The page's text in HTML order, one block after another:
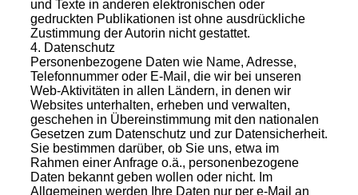
und Texte in anderen elektronischen oder
gedruckten Publikationen ist ohne ausdrückliche
Zustimmung der Autorin nicht gestattet.
4. Datenschutz
Personenbezogene Daten wie Name, Adresse,
Telefonnummer oder E-Mail, die wir bei unseren
Web-Aktivitäten in allen Ländern, in denen wir
Websites unterhalten, erheben und verwalten,
geschehen in Übereinstimmung mit den nationalen
Gesetzen zum Datenschutz und zur Datensicherheit.
Sie bestimmen darüber, ob Sie uns, etwa im
Rahmen einer Anfrage o.ä., personenbezogene
Daten bekannt geben wollen oder nicht. Im
Allgemeinen werden Ihre Daten nur per e-Mail an